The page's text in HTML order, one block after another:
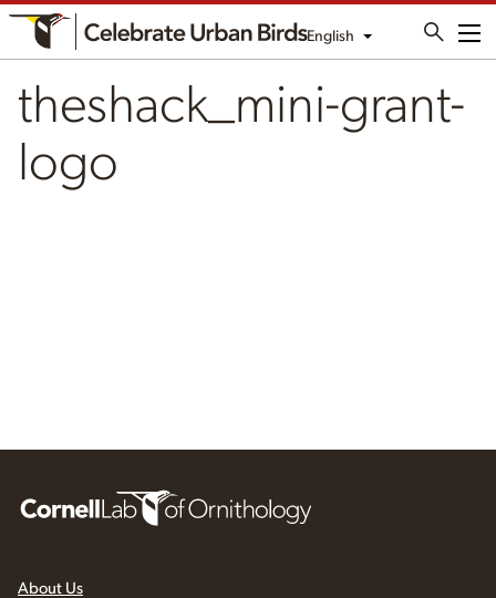
English
theshack_mini-grant-
logo
About Us